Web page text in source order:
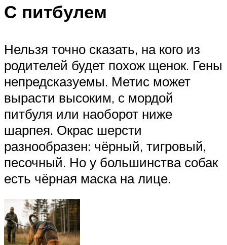
С питбулем
Нельзя точно сказать, на кого из
родителей будет похож щенок. Гены
непредсказуемы. Метис может
вырасти высоким, с мордой
питбуля или наоборот ниже
шарпея. Окрас шерсти
разнообразен: чёрный, тигровый,
песочный. Но у большинства собак
есть чёрная маска на лице.